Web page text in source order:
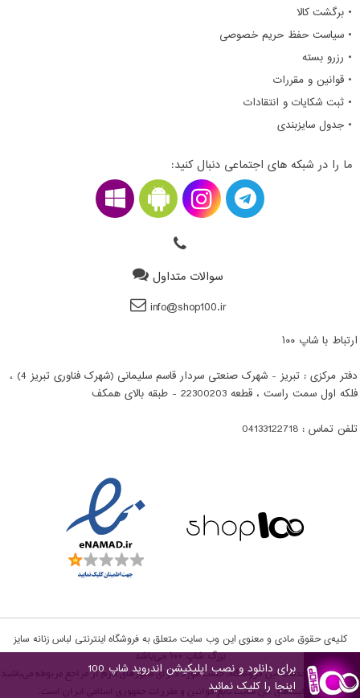
• برگشت کالا
• سیاست حفظ حریم خصوصی
• رزرو بسته
• قوانین و مقررات
• ثبت شکایات و انتقادات
• جدول سایزبندی
ما را در شبکه های اجتماعی دنبال کنید:
سوالات متداول
info@shop100.ir
ارتباط با شاپ ۱۰۰
دفتر مرکزی : تبریز - شهرک صنعتی سردار قاسم سلیمانی (شهرک فناوری تبریز 4) ،
فلکه اول سمت راست ، قطعه 22300203 - طبقه بالای همکف
تلفن تماس : 04133122718
کلیه‌ی حقوق مادی و معنوی این وب سایت متعلق به فروشگاه اینترنتی لباس زنانه سایز
بزرگ شاپ ۱۰۰‌‌ می‌باشد
تمامی كالاها و خدمات این فروشگاه، حسب مورد دارای مجوزهای لازم از مراجع مربوطه می‌باشند
و فعالیت‌های این سایت تابع قوانین و مقررات جمهوری اسلامی ایران است.
برای دانلود و نصب اپلیکیشن اندروید شاپ 100
اینجا را کلیک نمائید